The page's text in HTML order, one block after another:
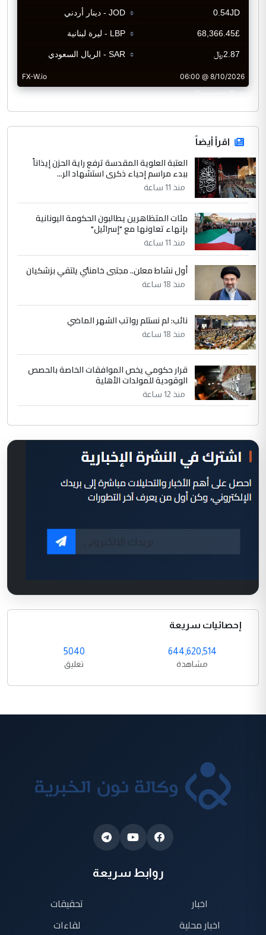
CurrencyRate
اقرأ أيضاً
العتبة العلوية المقدسة ترفع راية الحزن إيذاناً
ببدء مراسم إحياء ذكرى استشهاد الر...
منذ 11 ساعة
مئات المتظاهرين يطالبون الحكومة اليونانية
بإنهاء تعاونها مع "إسرائيل"
منذ 11 ساعة
أول نشاط معلن.. مجتبى خامنئي يلتقي بزشكيان
منذ 18 ساعة
نائب: لم نستلم رواتب الشهر الماضي
منذ 18 ساعة
قرار حكومي يخص الموافقات الخاصة بالحصص
الوقودية للمولدات الأهلية
منذ 12 ساعة
إحصائيات سريعة
644,620,514
مشاهدة
5040
تعليق
روابط سريعة
اخبار
اخبار محلية
تحقيقات
لقاءات